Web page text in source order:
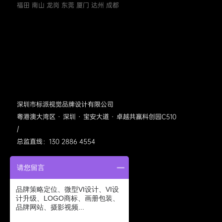
福田 南山 龙岗 东莞 厦门 达州 成都
深圳市标派视觉品牌设计有限公司
粤港澳大湾区 · 深圳 · 宝安大道 · 卓越共赢科创园C510
/
总监直线：130 2886 4554
请您留言
品牌策略定位、微型VI设计、VI设
计升级、LOGO商标、画册包装、
品牌网站、摄影视频...